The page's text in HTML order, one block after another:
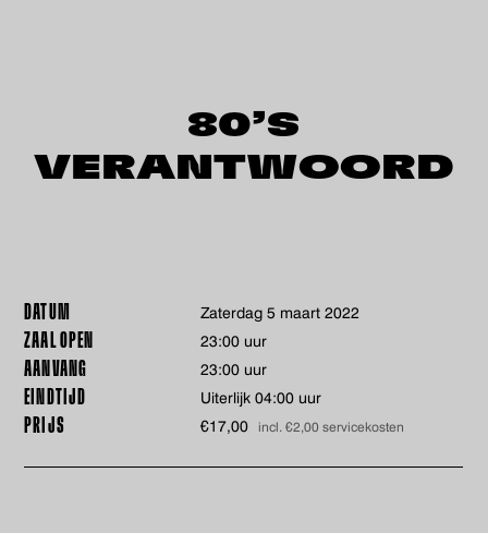
80’S
VERANTWOORD
DATUM zaterdag 5 maart 2022
ZAAL OPEN 23:00 uur
AANVANG 23:00 uur
EINDTIJD Uiterlijk 04:00 uur
PRIJS €17,00 incl. €2,00 servicekosten